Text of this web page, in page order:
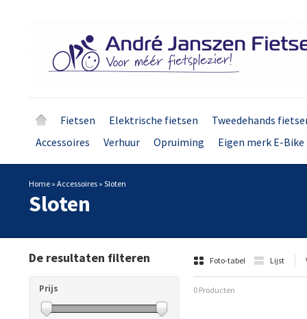
Fietsen Elektrische fietsen
Tweedehands
Accessoires
Verhuur Opruiming Eigen merk E-
Home » Accessoires » Sloten
Sloten
Foto-tabel Lijst
0 Producten
De resultaten filteren
Prijs